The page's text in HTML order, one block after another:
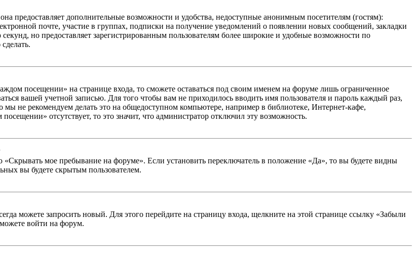
предоставляет дополнительные возможности и удобства, недоступные анонимным посетителям (гостям):
почте, участие в группах, подписки на получение уведомлений о появлении новых сообщений, закладки
но предоставляет зарегистрированным пользователям более широкие и удобные возможности по
посещении» на странице входа, то сможете оставаться под своим именем на форуме лишь ограниченное
вашей учетной записью. Для того чтобы вам не приходилось вводить имя пользователя и пароль каждый раз,
не рекомендуем делать это на общедоступном компьютере, например в библиотеке, Интернет-кафе,
отсутствует, то это значит, что администратор отключил эту возможность.
мое пребывание на форуме». Если установить переключатель в положение «Да», то вы будете видны
вы будете скрытым пользователем.
можете запросить новый. Для этого перейдите на страницу входа, щелкните на этой странице ссылку «Забыли
войти на форум.